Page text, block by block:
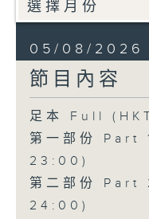
05/08/2026
節目內容
足本 Full
第一部份
23:00)
第二部份
24:00)